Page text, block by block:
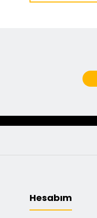
Hesabım